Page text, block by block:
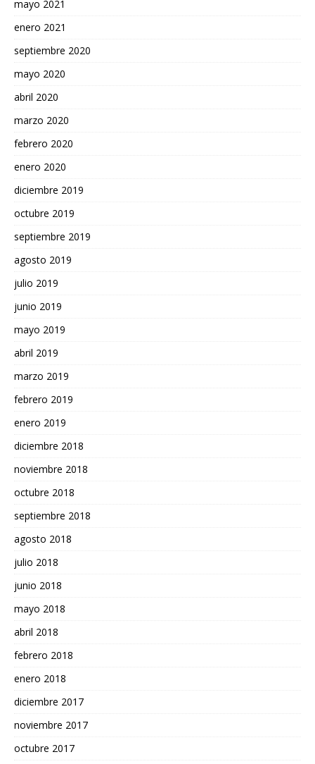
mayo 2021
enero 2021
septiembre 2020
mayo 2020
abril 2020
marzo 2020
febrero 2020
enero 2020
diciembre 2019
octubre 2019
septiembre 2019
agosto 2019
julio 2019
junio 2019
mayo 2019
abril 2019
marzo 2019
febrero 2019
enero 2019
diciembre 2018
noviembre 2018
octubre 2018
septiembre 2018
agosto 2018
julio 2018
junio 2018
mayo 2018
abril 2018
febrero 2018
enero 2018
diciembre 2017
noviembre 2017
octubre 2017